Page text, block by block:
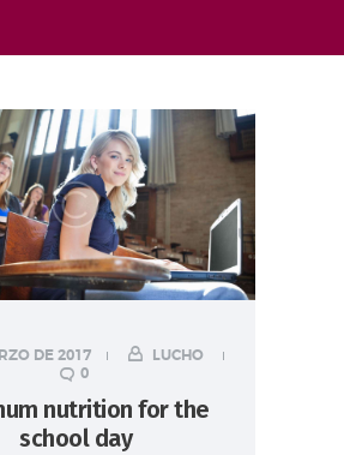
DE 2017
LUCHO
0
nutrition for the
school day